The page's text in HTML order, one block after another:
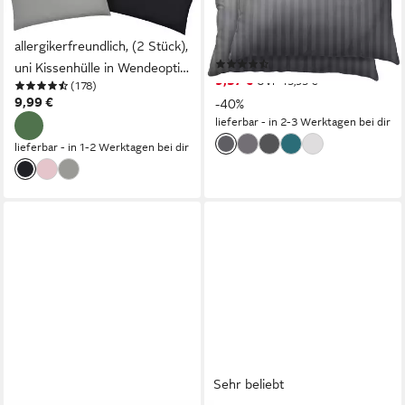
Microfaser, extra weich,
allergikerfreundlich, (2 Stück),
uni Kissenhülle in Wendeoptik,
schnell trocknend,
pflegeleicht
(178)
9,99 €
lieferbar - in 1-2 Werktagen bei dir
Stück), gestreift und elegant,
mit Reißverschluss
9,57 € UVP 15,95 €
-40%
lieferbar - in 2-3 Werktagen bei dir
Sehr beliebt